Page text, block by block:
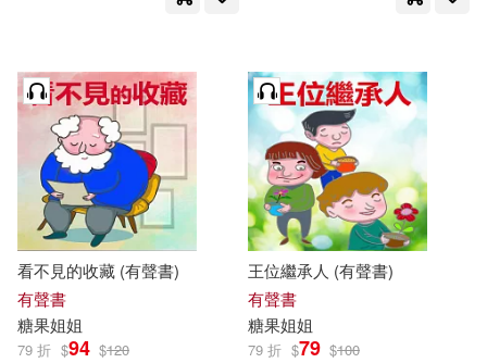
看不見的收藏 (有聲書)
有聲書
糖果姐姐
79 折 $94 $120
王位繼承人 (有聲書)
有聲書
糖果姐姐
79 折 $79 $100